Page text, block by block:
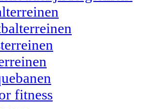
fitness